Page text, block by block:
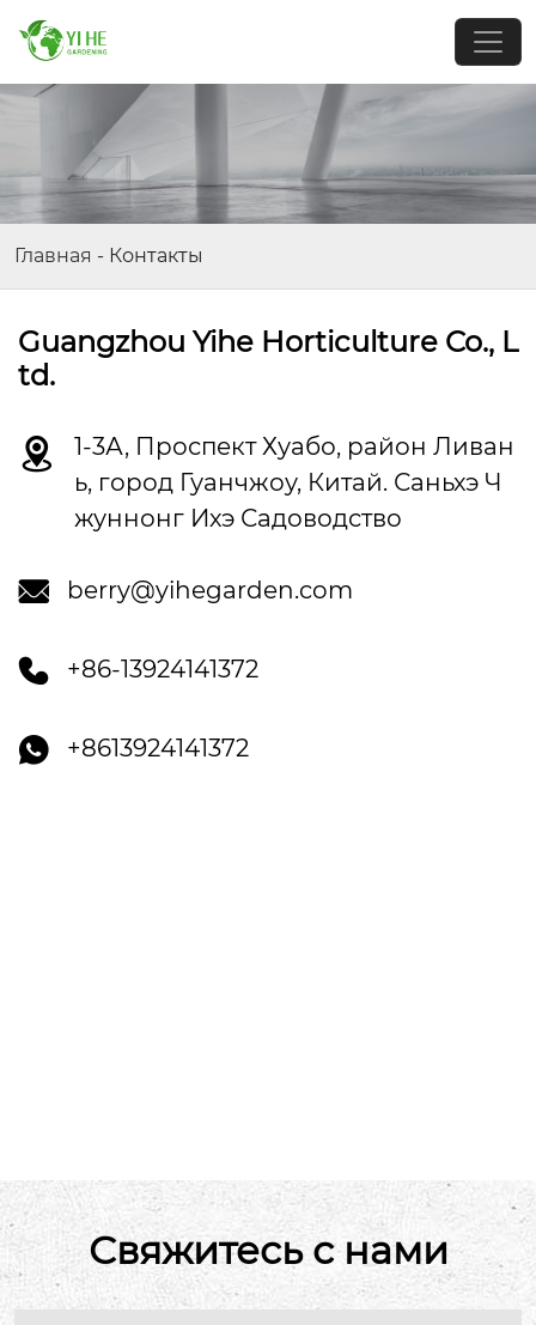
Главная - Контакты
Guangzhou Yihe Horticulture Co., L
td.

1-3А, Проспект Хуабо, район Ливан
ь, город Гуанчжоу, Китай. Саньхэ Ч
жуннонг Ихэ Садоводство
 berry@yihegarden.com
 +86-13924141372
 +8613924141372
Свяжитесь с нами